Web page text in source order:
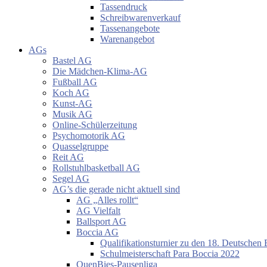
Tassendruck
Schreibwarenverkauf
Tassenangebote
Warenangebot
AGs
Bastel AG
Die Mädchen-Klima-AG
Fußball AG
Koch AG
Kunst-AG
Musik AG
Online-Schülerzeitung
Psychomotorik AG
Quasselgruppe
Reit AG
Rollstuhlbasketball AG
Segel AG
AG’s die gerade nicht aktuell sind
AG „Alles rollt“
AG Vielfalt
Ballsport AG
Boccia AG
Qualifikationsturnier zu den 18. Deutschen
Schulmeisterschaft Para Boccia 2022
QuenBies-Pausenliga